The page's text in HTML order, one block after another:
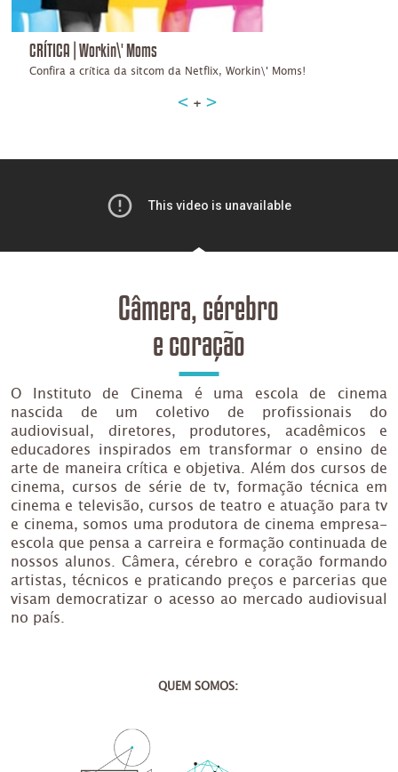
CRÍTICA | Workin\' Moms
Confira a crítica da sitcom da Netflix, Workin\' Moms!
+
Câmera, cérebro
e coração
O Instituto de Cinema é uma escola de cinema
nascida de um coletivo de profissionais do
audiovisual, diretores, produtores, acadêmicos e
educadores inspirados em transformar o ensino de
arte de maneira crítica e objetiva. Além dos cursos de
cinema, cursos de série de tv, formação técnica em
cinema e televisão, cursos de teatro e atuação para tv
e cinema, somos uma produtora de cinema empresa-
escola que pensa a carreira e formação continuada de
nossos alunos. Câmera, cérebro e coração formando
artistas, técnicos e praticando preços e parcerias que
visam democratizar o acesso ao mercado audiovisual
no país.
QUEM SOMOS: